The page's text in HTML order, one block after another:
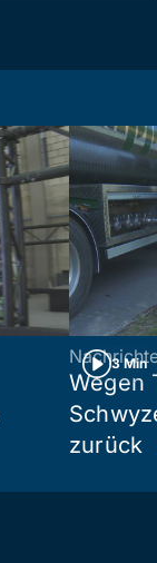
3 Min
Wegen
zurück